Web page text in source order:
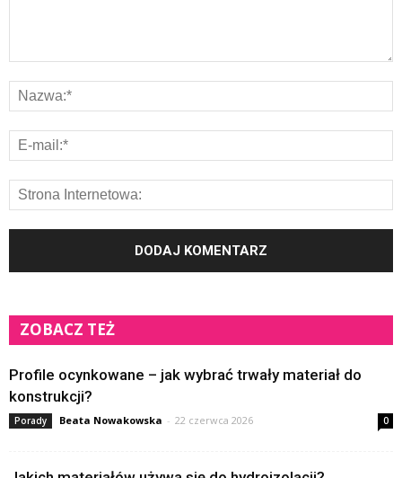
ZOBACZ TEŻ
Profile ocynkowane – jak wybrać trwały materiał do
konstrukcji?
Porady Beata Nowakowska - 22 czerwca 2026 0